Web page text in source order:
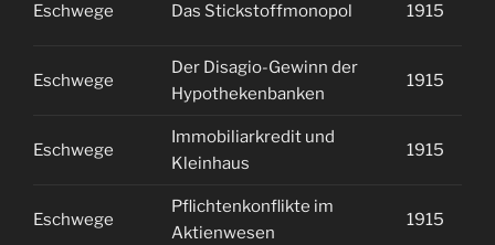
Eschwege Das Stickstoffmonopol 1915
Eschwege
Der Disagio-Gewinn der
Hypothekenbanken
1915
Eschwege
Immobiliarkredit und
Kleinhaus
1915
Eschwege
Pflichtenkonflikte im
Aktienwesen
1915